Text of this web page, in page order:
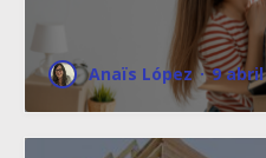
Anaïs López · 9 abril